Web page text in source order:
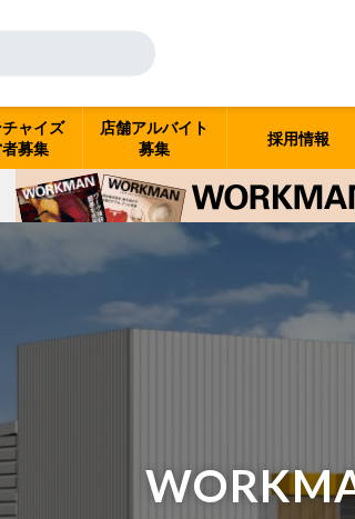
ャイズ
募集
店舗アルバイト
募集
採用情報